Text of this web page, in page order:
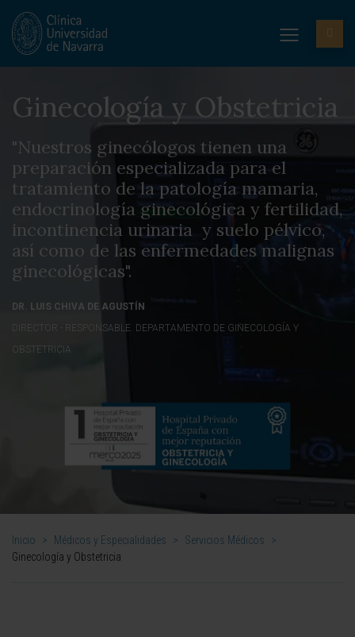
Ginecología y Obstetricia
"Nuestros ginecólogos tienen una
preparación especializada para el
tratamiento de la patología mamaria,
endocrinología ginecológica y fertilidad,
incontinencia urinaria y suelo pélvico,
así como de las enfermedades malignas
ginecológicas".
DR. LUIS CHIVA DE AGUSTÍN
DIRECTOR - RESPONSABLE. DEPARTAMENTO DE GINECOLOGÍA Y
OBSTETRICIA
Inicio > Médicos y Especialidades > Servicios Médicos
>
Ginecología y Obstetricia